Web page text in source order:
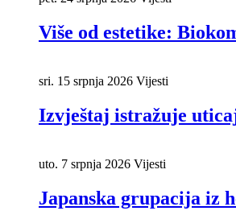
Više od estetike:
sri. 15 srpnja 2026 Vijesti
Izvještaj istražuje
uto. 7 srpnja 2026 Vijesti
Japanska grupacija iz